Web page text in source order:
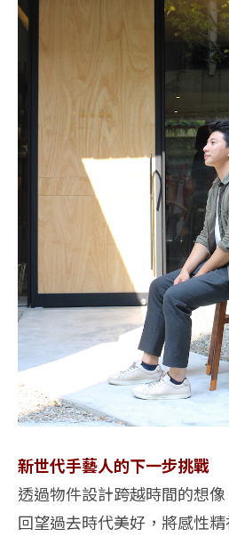
新世代手藝人的下一步挑戰
透過物件設計跨越時間的想
回望過去時代美好，將感性